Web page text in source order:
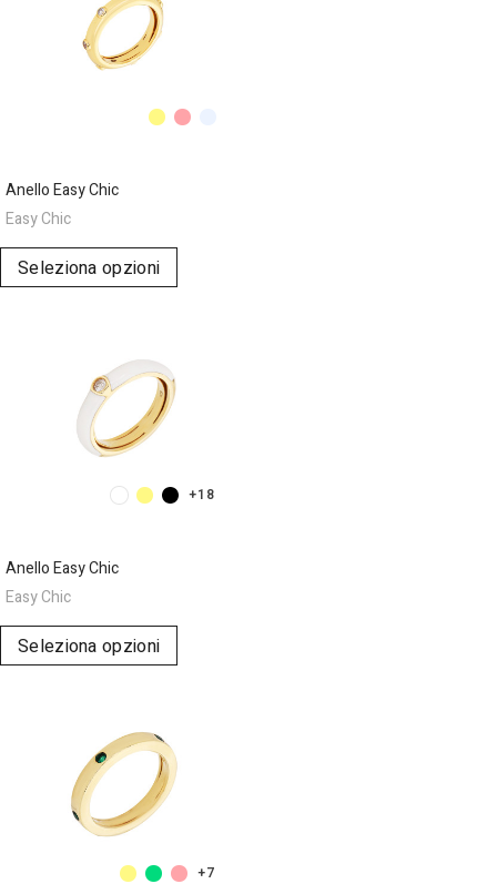
Anello Easy Chic
Easy Chic
Seleziona opzioni
+18
Anello Easy Chic
Easy Chic
Seleziona opzioni
+7